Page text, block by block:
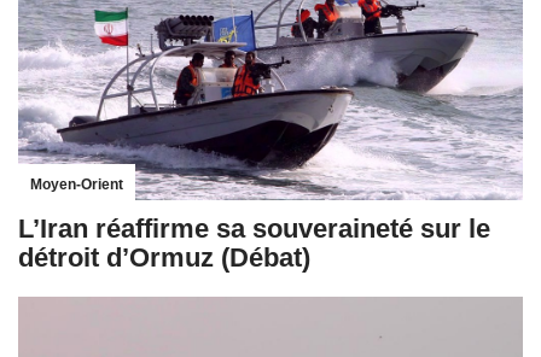
Moyen-Orient
L’Iran réaffirme sa souveraineté sur le
détroit d’Ormuz (Débat)